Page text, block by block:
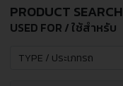
PRODUCT SEARCH
USED FOR / ใช้สำหรับ